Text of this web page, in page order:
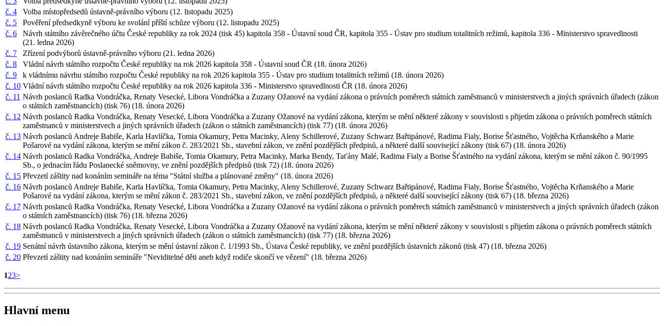
č. 4
Volba místopředsedů ústavně-právního výboru (12. listopadu 2025)
č. 5
Pověření předsedkyně výboru ke svolání příští schůze výboru (12. listopadu 2025)
č. 6
Návrh státního závěrečného účtu České republiky za rok 2024 (tisk 45) kapitola 358 - Ústavní soud ČR, kapitola 355 - Ústav pro studium totalitních režimů, kapitola 336 - Ministerstvo spravedlnosti
(21. ledna 2026)
č. 7
Zřízení podvýborů ústavně-právního výboru (21. ledna 2026)
č. 8
Vládní návrh státního rozpočtu České republiky na rok 2026 kapitola 358 - Ústavní soud ČR (18. února 2026)
č. 9
k vládnímu návrhu státního rozpočtu České republiky na rok 2026 kapitola 355 - Ústav pro studium totalitních režimů (18. února 2026)
č. 10 Vládní návrh státního rozpočtu České republiky na rok 2026 kapitola 336 - Ministerstvo spravedlnosti ČR (18. února 2026)
č. 11 Návrh poslanců Radka Vondráčka, Renaty Vesecké, Libora Vondráčka a Zuzany Ožanové na vydání zákona o právních poměrech státních zaměstnanců v ministerstvech a jiných správních úřadech (zákon
o státních zaměstnancích) (tisk 76) (18. února 2026)
č. 12 Návrh poslanců Radka Vondráčka, Renaty Vesecké, Libora Vondráčka a Zuzany Ožanové na vydání zákona, kterým se mění některé zákony v souvislosti s přijetím zákona o právních poměrech státních
zaměstnanců v ministerstvech a jiných správních úřadech (zákon o státních zaměstnancích) (tisk 77) (18. února 2026)
č. 13 Návrh poslanců Andreje Babiše, Karla Havlíčka, Tomia Okamury, Petra Macinky, Aleny Schillerové, Zuzany Schwarz Bařtipánové, Radima Fialy, Borise Šťastného, Vojtěcha Krňanského a Marie
Pošarové na vydání zákona, kterým se mění zákon č. 283/2021 Sb., stavební zákon, ve znění pozdějších předpisů, a některé další související zákony (tisk 67) (18. února 2026)
č. 14 Návrh poslanců Radka Vondráčka, Andreje Babiše, Tomia Okamury, Petra Macinky, Marka Bendy, Taťány Malé, Radima Fialy a Borise Šťastného na vydání zákona, kterým se mění zákon č. 90/1995
Sb., o jednacím řádu Poslanecké sněmovny, ve znění pozdějších předpisů (tisk 72) (18. února 2026)
č. 15 Převzetí záštity nad konáním semináře na téma "Státní služba a plánované změny" (18. února 2026)
č. 16 Návrh poslanců Andreje Babiše, Karla Havlíčka, Tomia Okamury, Petra Macinky, Aleny Schillerové, Zuzany Schwarz Bařtipánové, Radima Fialy, Borise Šťastného, Vojtěcha Krňanského a Marie
Pošarové na vydání zákona, kterým se mění zákon č. 283/2021 Sb., stavební zákon, ve znění pozdějších předpisů, a některé další související zákony (tisk 67) (18. března 2026)
č. 17 Návrh poslanců Radka Vondráčka, Renaty Vesecké, Libora Vondráčka a Zuzany Ožanové na vydání zákona o právních poměrech státních zaměstnanců v ministerstvech a jiných správních úřadech (zákon
o státních zaměstnancích) (tisk 76) (18. března 2026)
č. 18 Návrh poslanců Radka Vondráčka, Renaty Vesecké, Libora Vondráčka a Zuzany Ožanové na vydání zákona, kterým se mění některé zákony v souvislosti s přijetím zákona o právních poměrech státních
zaměstnanců v ministerstvech a jiných správních úřadech (zákon o státních zaměstnancích) (tisk 77) (18. března 2026)
č. 19 Senátní návrh ústavního zákona, kterým se mění ústavní zákon č. 1/1993 Sb., Ústava České republiky, ve znění pozdějších ústavních zákonů (tisk 47) (18. března 2026)
č. 20 Převzetí záštity nad konáním semináře "Neviditelné děti aneb když rodiče skončí ve vězení" (18. března 2026)
123>
Hlavní menu